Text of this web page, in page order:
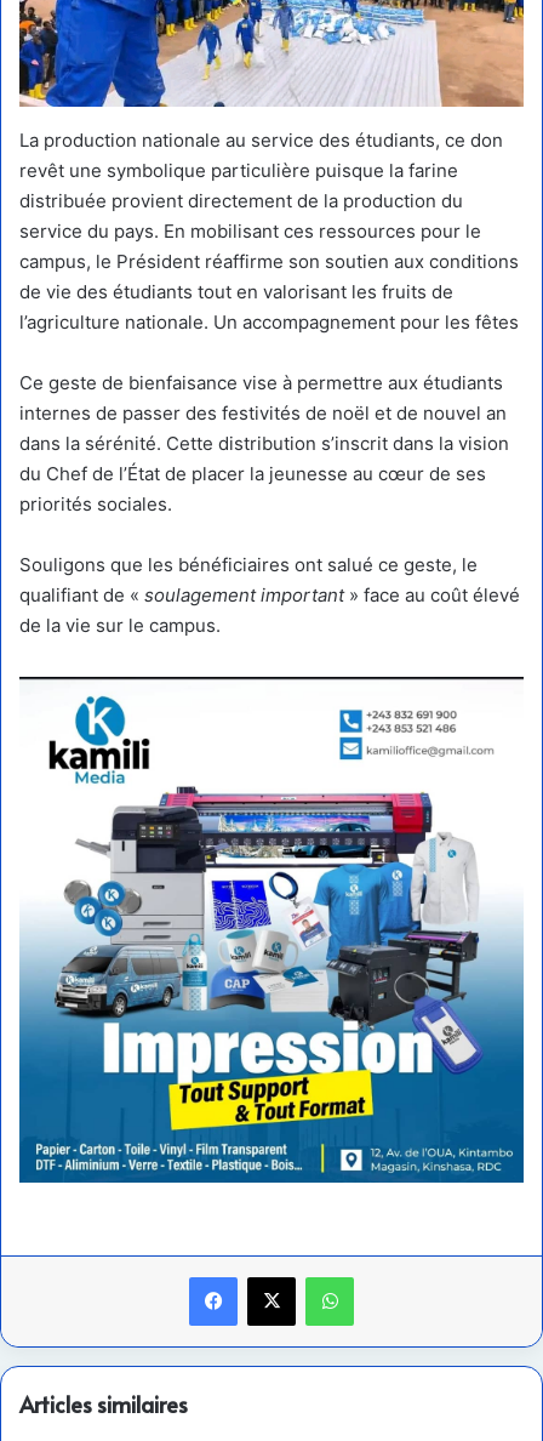
​La production nationale au service des étudiants, ce don
revêt une symbolique particulière puisque la farine
distribuée provient directement de la production du
service du pays. En mobilisant ces ressources pour le
campus, le Président réaffirme son soutien aux conditions
de vie des étudiants tout en valorisant les fruits de
l’agriculture nationale. ​Un accompagnement pour les fêtes
​Ce geste de bienfaisance vise à permettre aux étudiants
internes de passer des festivités de noël et de nouvel an
dans la sérénité. Cette distribution s’inscrit dans la vision
du Chef de l’État de placer la jeunesse au cœur de ses
priorités sociales.
Souligons que les bénéficiaires ont salué ce geste, le
qualifiant de « soulagement important» face au coût élevé
de la vie sur le campus.
Facebook
X WhatsApp
Articles similaires